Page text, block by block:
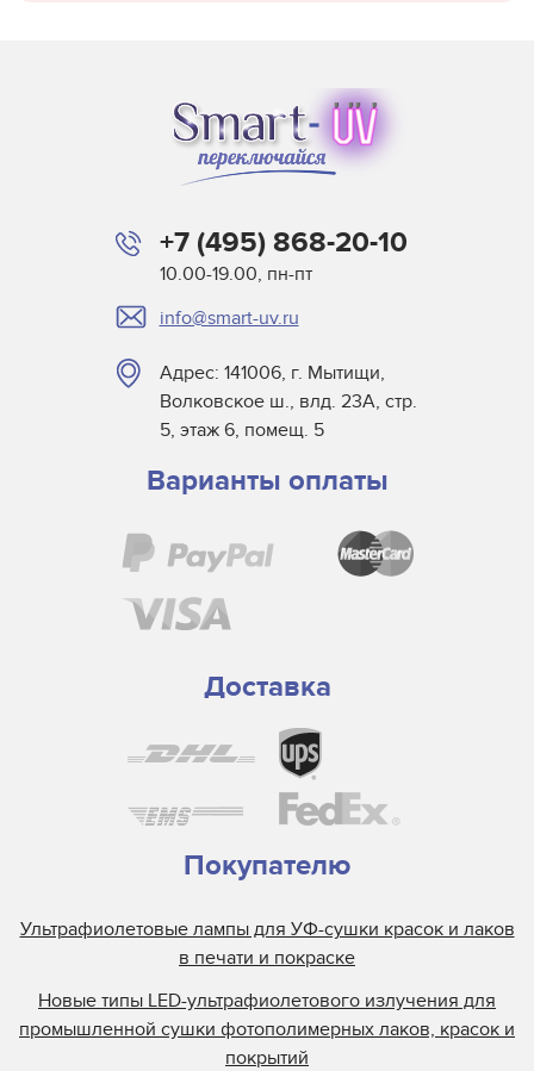
+7 (495) 868-20-10
10.00-19.00, пн-пт
info@smart-uv.ru
Адрес: 141006, г. Мытищи,
Волковское ш., влд. 23А, стр.
5, этаж 6, помещ. 5
Варианты оплаты
Доставка
Покупателю
Ультрафиолетовые лампы для УФ-сушки красок и лаков
в печати и покраске
Новые типы LED-ультрафиолетового излучения для
промышленной сушки фотополимерных лаков, красок и
покрытий